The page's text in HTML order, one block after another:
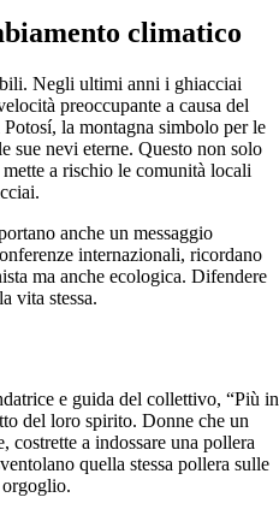
climatico
Negli ultimi anni i ghiacciai
preoccupante a causa del
la montagna simbolo per le
sue nevi eterne. Questo non solo
a rischio le comunità locali
anche un messaggio
internazionali, ricordano
ma anche ecologica. Difendere
vita stessa.
e guida del collettivo, “Più in
del loro spirito. Donne che un
a indossare una pollera
quella stessa pollera sulle